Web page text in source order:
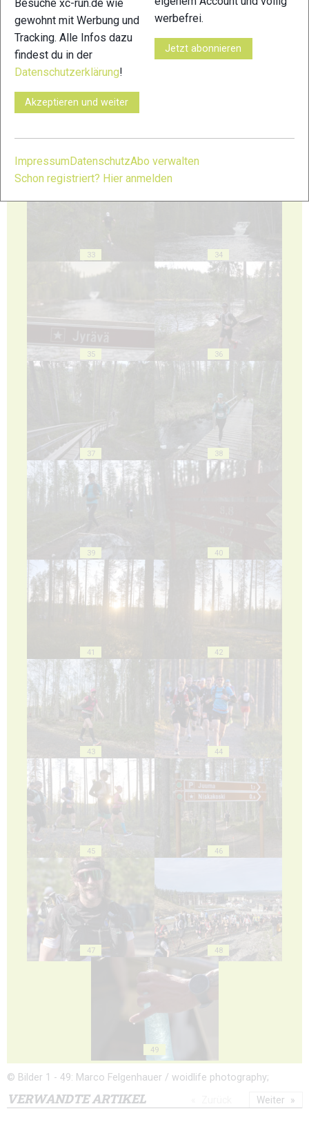
29
33 34
35 36
37 38
39 40
41 42
43 44
45 46
47 48
49
© Bilder 1 - 49: Marco Felgenhauer / woidlife photography;
VERWANDTE ARTIKEL Weiter
Besuche xc-run.de wie
gewohnt mit Werbung und
Tracking. Alle Infos dazu
findest du in der
Datenschutzerklärung!
Akzeptieren und weiter
werbefrei.
Jetzt abonnieren
ImpressumDatenschutzAbo verwalten
Schon registriert? Hier anmelden